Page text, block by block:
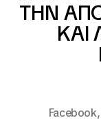
ΤΗΝ
ΚΑΙ
Facebook,